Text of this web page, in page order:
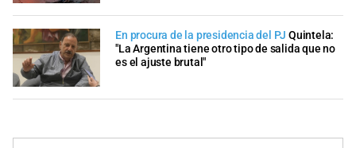
En procura de la presidencia del PJ Quintela:
"La Argentina tiene otro tipo de salida que no
es el ajuste brutal"